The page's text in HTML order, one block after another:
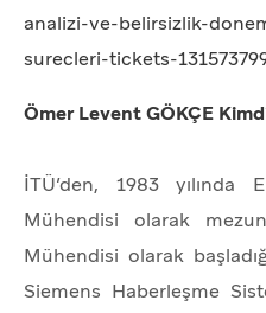
analizi-ve-belirsizlik-
surecleri-tickets-
Ömer Levent GÖKÇE
İTÜ’den, 1983 yılında
Mühendisi olarak
Mühendisi olarak
Siemens Haberleşme